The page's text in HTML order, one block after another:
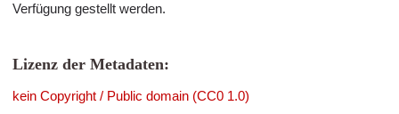
Verfügung gestellt werden.
Lizenz der Metadaten:
kein Copyright / Public domain (CC0 1.0)